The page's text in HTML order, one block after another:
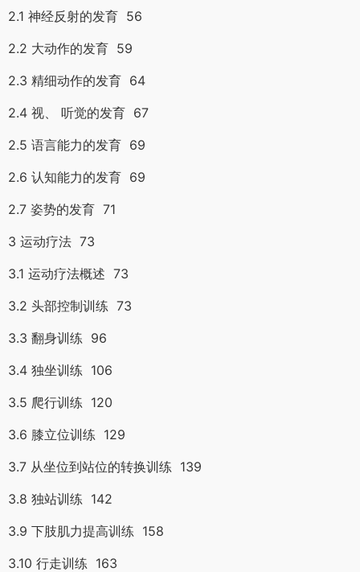
2.1 神经反射的发育 56
2.2 大动作的发育 59
2.3 精细动作的发育 64
2.4 视、 听觉的发育 67
2.5 语言能力的发育 69
2.6 认知能力的发育 69
2.7 姿势的发育 71
3 运动疗法 73
3.1 运动疗法概述 73
3.2 头部控制训练 73
3.3 翻身训练 96
3.4 独坐训练 106
3.5 爬行训练 120
3.6 膝立位训练 129
3.7 从坐位到站位的转换训练 139
3.8 独站训练 142
3.9 下肢肌力提高训练 158
3.10 行走训练 163